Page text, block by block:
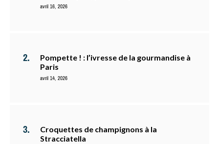
avril 16, 2026
Pompette ! : l’ivresse de la gourmandise à
Paris
avril 14, 2026
Croquettes de champignons à la
Stracciatella